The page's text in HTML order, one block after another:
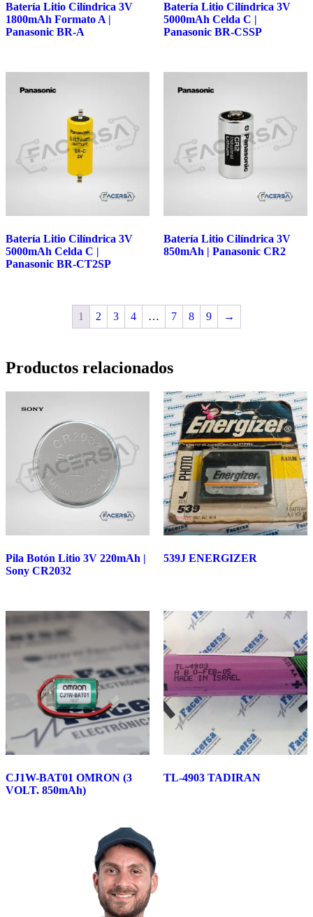
Batería Litio Cilíndrica 3V
1800mAh Formato A |
Panasonic BR-A
Batería Litio Cilíndrica 3V
5000mAh Celda C |
Panasonic BR-CSSP
Batería Litio Cilíndrica 3V
5000mAh Celda C |
Panasonic BR-CT2SP
Batería Litio Cilíndrica 3V
850mAh | Panasonic CR2
1 2 3 4 … 7 8 9 →
Productos relacionados
Pila Botón Litio 3V 220mAh |
Sony CR2032
539J ENERGIZER
CJ1W-BAT01 OMRON (3
VOLT. 850mAh)
TL-4903 TADIRAN